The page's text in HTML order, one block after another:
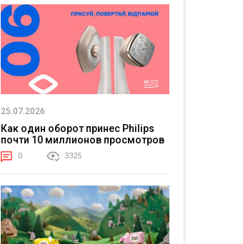
25.07.2026
Как один оборот принес Philips
почти 10 миллионов просмотров
0 3325